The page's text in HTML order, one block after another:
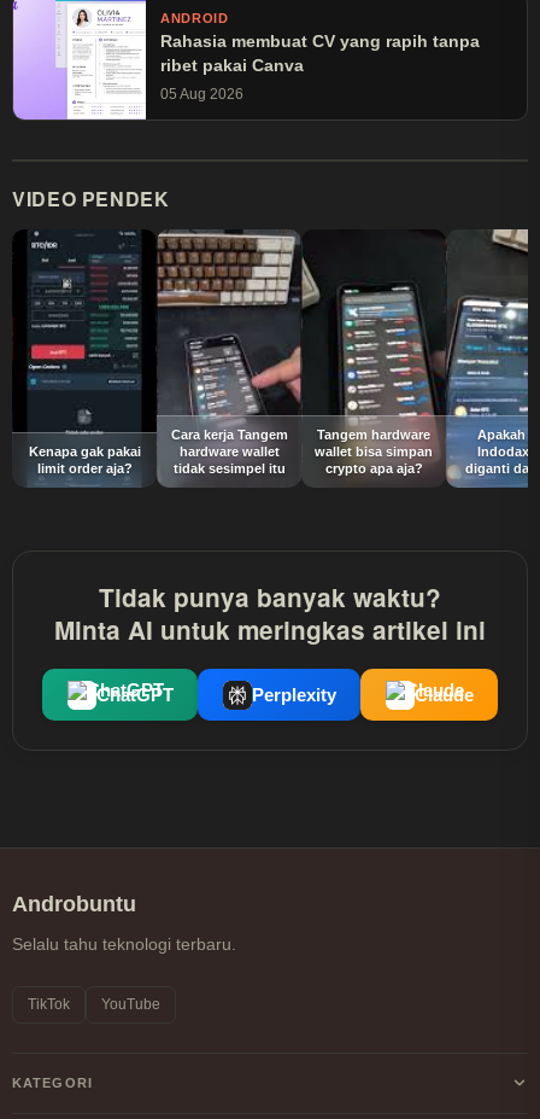
ANDROID
Rahasia membuat CV yang rapih tanpa
ribet pakai Canva
05 Aug 2026
VIDEO PENDEK
Kenapa gak pakai
limit order aja?
Cara kerja Tangem
hardware wallet
tidak sesimpel itu
Tangem hardware
wallet bisa simpan
crypto apa aja?
Apakah
Indodax
diganti
Tidak punya banyak waktu?
Minta AI untuk meringkas artikel ini
ChatGPT Perplexity Claude
Androbuntu
Selalu tahu teknologi terbaru.
TikTok YouTube
KATEGORI